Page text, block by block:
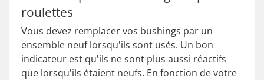
roulettes
Vous devez remplacer vos bushings par un
ensemble neuf lorsqu'ils sont usés. Un bon
indicateur est qu'ils ne sont plus aussi réactifs
que lorsqu'ils étaient neufs. En fonction de votre